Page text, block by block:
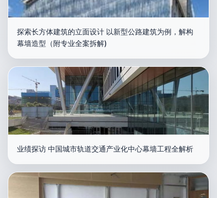
探索长方体建筑的立面设计 以新型公路建筑为例，解构
幕墙造型（附专业全案拆解)
业绩探访 中国城市轨道交通产业化中心幕墙工程全解析